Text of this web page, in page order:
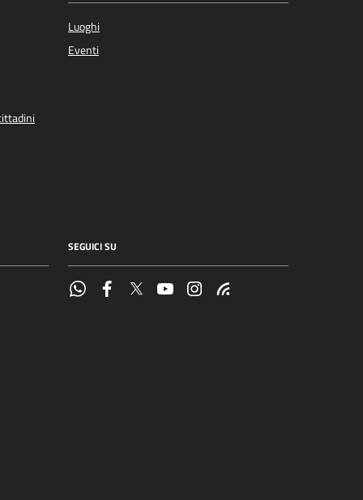
Luoghi
Eventi
SEGUICI SU